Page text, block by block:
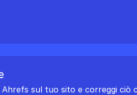
Ahrefs sul tuo sito e correggi ciò